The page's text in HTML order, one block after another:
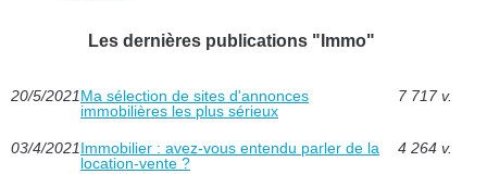
Les dernières publications "Immo"
20/5/2021Ma sélection de sites d'annonces
immobilières les plus sérieux
7 717 v.
03/4/2021Immobilier : avez-vous entendu parler de la
location-vente ?
4 264 v.